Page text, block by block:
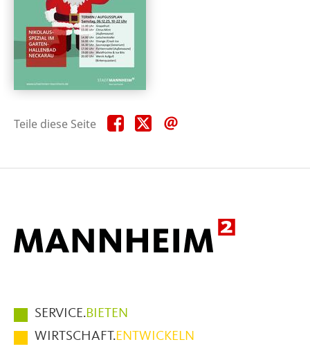
Teile diese Seite Teile
diese
Teile
diese
Hauptmenüpunkte
im
Fußbereich
SERVICE.BIETEN
WIRTSCHAFT.ENTWICKELN